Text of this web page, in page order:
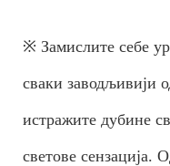
※ Замислите себе
сваки заводљивији
истражите дубине
светове сензација.